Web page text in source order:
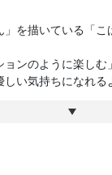
」を描いている「こ
ョンのように楽し
しい気持ちになれる